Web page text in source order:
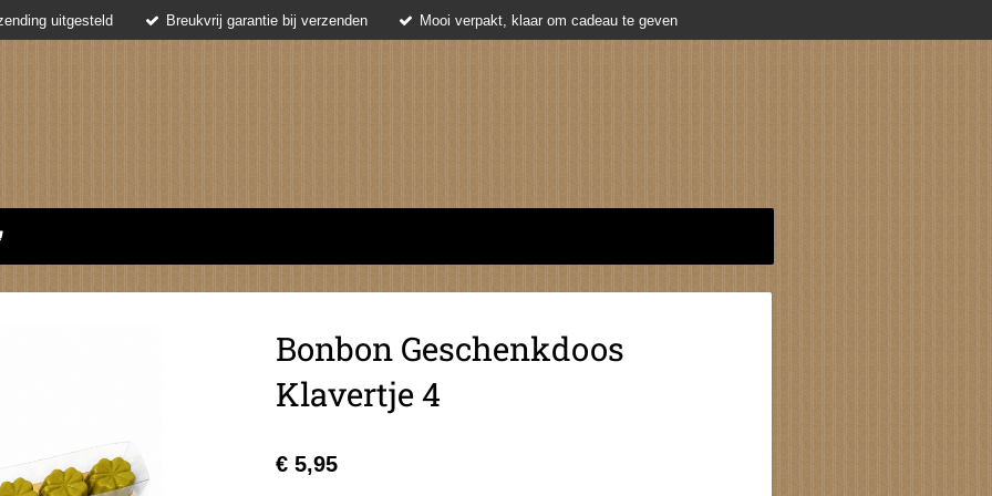
uitgesteld Breukvrij garantie bij verzenden Mooi verpakt, klaar om cadeau te geven
Bonbon Geschenkdoos
Klavertje 4
€ 5,95